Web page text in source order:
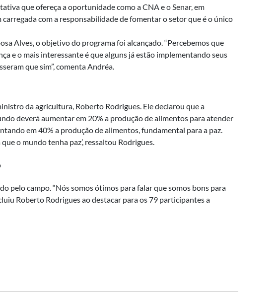
que ofereça a oportunidade como a CNA e o Senar, em
com a responsabilidade de fomentar o setor que é o único
Alves, o objetivo do programa foi alcançado. “Percebemos que
e o mais interessante é que alguns já estão implementando seus
que sim”, comenta Andréa.
da agricultura, Roberto Rodrigues. Ele declarou que a
deverá aumentar em 20% a produção de alimentos para atender
em 40% a produção de alimentos, fundamental para a paz.
o mundo tenha paz’, ressaltou Rodrigues.
pelo campo. “Nós somos ótimos para falar que somos bons para
Roberto Rodrigues ao destacar para os 79 participantes a